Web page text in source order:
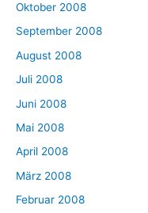
Oktober 2008
September 2008
August 2008
Juli 2008
Juni 2008
Mai 2008
April 2008
März 2008
Februar 2008